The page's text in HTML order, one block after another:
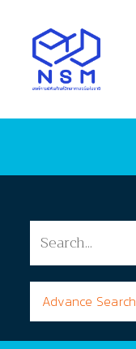
Advance Search